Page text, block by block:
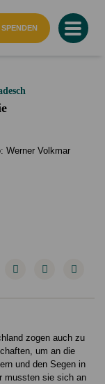
zogen auch zu
um an die
und den Segen in
mussten sie sich an